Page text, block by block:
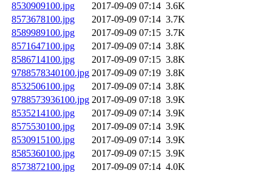
8530909100.jpg
2017-09-09 07:14 3.6K
8573678100.jpg
2017-09-09 07:14 3.7K
8589989100.jpg
2017-09-09 07:15 3.7K
8571647100.jpg
2017-09-09 07:14 3.8K
8586714100.jpg
2017-09-09 07:15 3.8K
9788578340100.jpg 2017-09-09 07:19 3.8K
8532506100.jpg
2017-09-09 07:14 3.8K
9788573936100.jpg 2017-09-09 07:18 3.9K
8535214100.jpg
2017-09-09 07:14 3.9K
8575530100.jpg
2017-09-09 07:14 3.9K
8530915100.jpg
2017-09-09 07:14 3.9K
8585360100.jpg
2017-09-09 07:15 3.9K
8573872100.jpg
2017-09-09 07:14 4.0K